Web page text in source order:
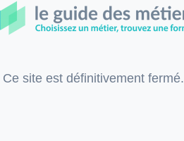
Ce site est définitivement fermé.